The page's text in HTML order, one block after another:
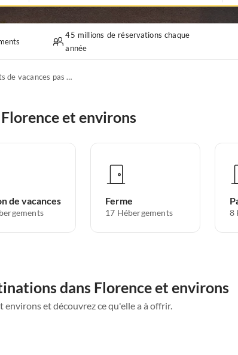
45 millions de réservations chaque
année
Appartements de vacances pas chers
et environs
de vacances Ferme
17 Hébergements 8
dans Florence et environs
environs et découvrez ce qu'elle a à offrir.